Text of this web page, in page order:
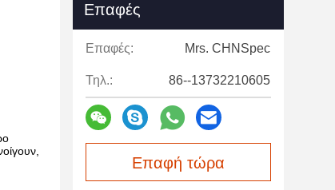
Επαφές
Επαφές: Mrs. CHNSpec
Τηλ.: 86--13732210605
Επαφή τώρα